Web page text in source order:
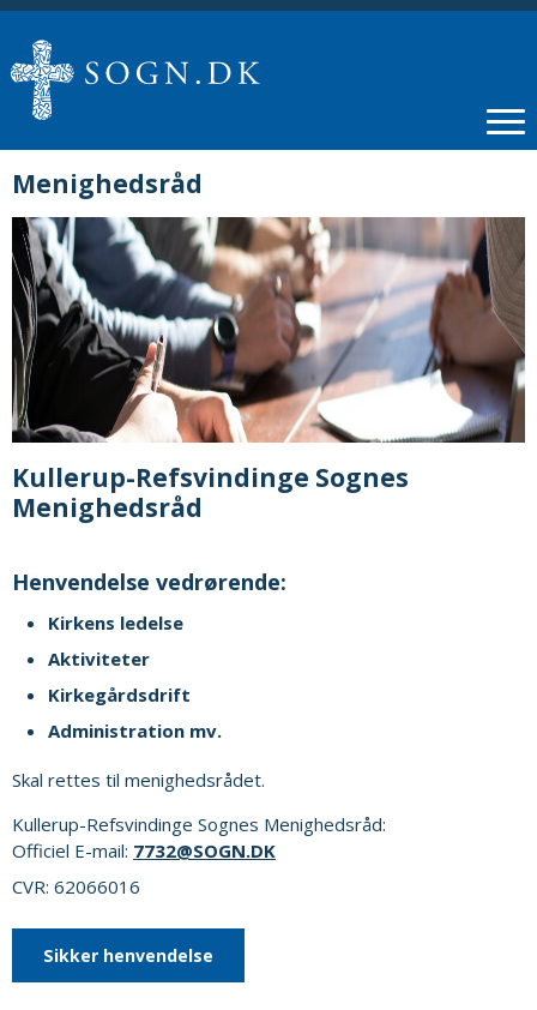
Menighedsråd
Kullerup-Refsvindinge Sognes
Menighedsråd
Henvendelse vedrørende:
Kirkens ledelse
Aktiviteter
Kirkegårdsdrift
Administration mv.
Skal rettes til menighedsrådet.
Kullerup-Refsvindinge Sognes Menighedsråd:
Officiel E-mail: 7732@SOGN.DK
CVR: 62066016
Sikker henvendelse